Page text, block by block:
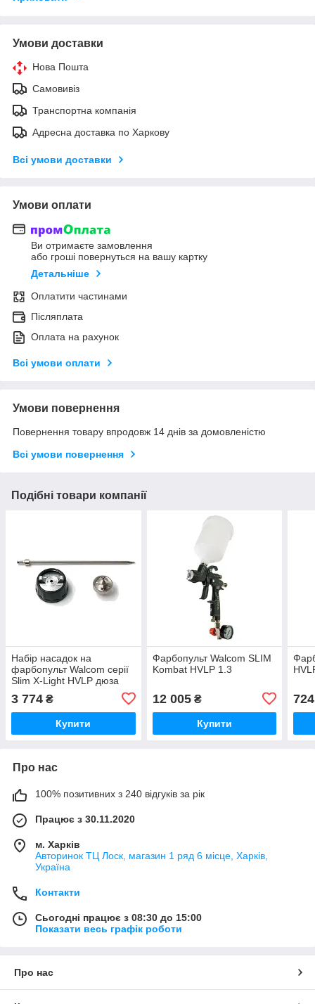
Умови доставки
Нова Пошта
Самовивіз
Транспортна компанія
Адресна доставка по Харкову
Всі умови доставки
Умови оплати
Ви отримаєте замовлення
або гроші повернуться на вашу картку
Детальніше
Оплатити частинами
Післяплата
Оплата на рахунок
Всі умови оплати
Умови повернення
Повернення товару впродовж 14 днів за домовленістю
Всі умови повернення
Подібні товари компанії
Набір насадок на
фарбопульт Walcom серії
Slim X-Light HVLP дюза
3 774 ₴
Купити
Фарбопульт Walcom SLIM
Kombat HVLP 1.3
12 005₴
Купити
724
Про нас
100% позитивних з 240 відгуків за рік
Працює з 30.11.2020
м. Харків
Авторинок ТЦ Лоск, магазин 1 ряд 6 місце, Харків,
Україна
Контакти
Сьогодні працює з 08:30 до 15:00
Показати весь графік роботи
Про нас